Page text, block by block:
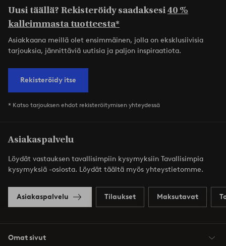
Uusi täällä? Rekisteröidy saadaksesi40 %
kalleimmasta tuotteesta*
Asiakkaana meillä olet ensimmäinen, jolla on eksklusiivisia
tarjouksia, jännittäviä uutisia ja paljon inspiraatiota.
Rekisteröidy itse
* Katso tarjouksen ehdot rekisteröitymisen yhteydessä
Asiakaspalvelu
Löydät vastauksen tavallisimpiin kysymyksiin Tavallisimpia
kysymyksiä -osiosta. Löydät täältä myös yhteystietomme.
Asiakaspalvelu Tilaukset Maksutavat
Omat sivut